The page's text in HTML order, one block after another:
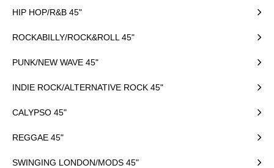
HIP HOP/R&B 45"
ROCKABILLY/ROCK&ROLL 45"
PUNK/NEW WAVE 45"
INDIE ROCK/ALTERNATIVE ROCK 45"
CALYPSO 45"
REGGAE 45"
SWINGING LONDON/MODS 45"